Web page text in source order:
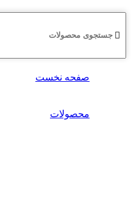
صفحه نخست
محصولات